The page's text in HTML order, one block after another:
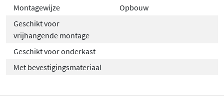
Montagewijze
Opbouw
Geschikt voor
vrijhangende montage
Geschikt voor onderkast
Met bevestigingsmateriaal